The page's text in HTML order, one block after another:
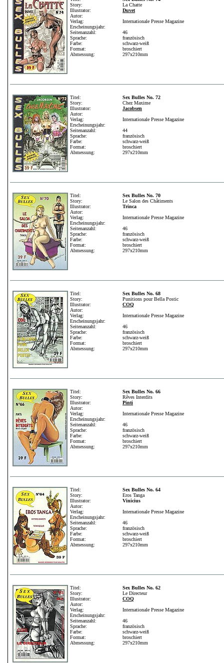
Story:
Illustrator:
Autor:
Verlag:
Erscheinungsjahr:
Seitenanzahl:
Sprache:
Farbe:
Format:
Abmessung:
La Chatte
Duvet
Internationale Presse Magazine
46
französisch
schwarz-weiß
broschiert
297x210mm
Titel:
Story:
Illustrator:
Autor:
Verlag:
Erscheinungsjahr:
Seitenanzahl:
Sprache:
Farbe:
Format:
Abmessung:
Sex Bulles No. 72
Chez Maxime
Jacobsen
Internationale Presse Magazine
44
französisch
schwarz-weiß
broschiert
297x210mm
Titel:
Story:
Illustrator:
Autor:
Verlag:
Erscheinungsjahr:
Seitenanzahl:
Sprache:
Farbe:
Format:
Abmessung:
Sex Bulles No. 70
Le Salon des Châtiments
Trinca
Internationale Presse Magazine
46
französisch
schwarz-weiß
broschiert
297x210mm
Titel:
Story:
Illustrator:
Autor:
Verlag:
Erscheinungsjahr:
Seitenanzahl:
Sprache:
Farbe:
Format:
Abmessung:
Sex Bulles No. 68
Punitions pour Bella Postic
COQ
Internationale Presse Magazine
46
französisch
schwarz-weiß
broschiert
297x210mm
Titel:
Story:
Illustrator:
Autor:
Verlag:
Erscheinungsjahr:
Seitenanzahl:
Sprache:
Farbe:
Format:
Abmessung:
Sex Bulles No. 66
Rêves Interdits
Pinti
Internationale Presse Magazine
46
französisch
schwarz-weiß
broschiert
297x210mm
Titel:
Story:
Illustrator:
Autor:
Verlag:
Erscheinungsjahr:
Seitenanzahl:
Sprache:
Farbe:
Format:
Abmessung:
Sex Bulles No. 64
Eros Tanga
Vinicius
Internationale Presse Magazine
46
französisch
schwarz-weiß
broschiert
297x210mm
Titel:
Story:
Illustrator:
Autor:
Verlag:
Erscheinungsjahr:
Seitenanzahl:
Sprache:
Farbe:
Format:
Abmessung:
Sex Bulles No. 62
Le Directeur
COQ
Internationale Presse Magazine
46
französisch
schwarz-weiß
broschiert
297x210mm